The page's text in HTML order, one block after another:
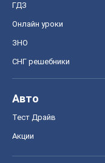
ГДЗ
Онлайн уроки
ЗНО
СНГ решебники
Авто
Тест Драйв
Акции